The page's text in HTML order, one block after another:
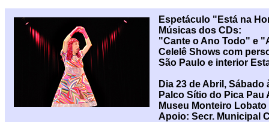
Espetáculo "Está na
Músicas dos CDs:
"Cante o Ano Todo" e
Celelê Shows com
São Paulo e interior
Dia 23 de Abril, Sábado
Palco Sítio do Pica Pau
Museu Monteiro Lobato
Apoio: Secr. Municipal